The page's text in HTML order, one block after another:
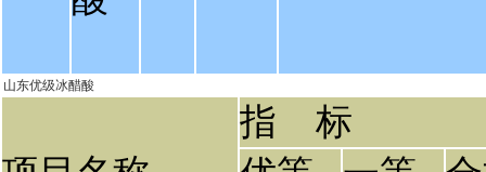
山东优级冰醋酸
指 标